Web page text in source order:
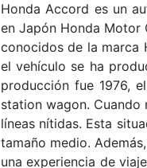
Honda Accord es un
en Japón Honda Motor
conocidos de la marca
el vehículo se ha
producción fue 1976,
station wagon.
líneas nítidas. Esta
tamaño medio.
una experiencia de